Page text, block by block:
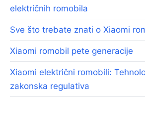
električnih romobila
Sve što trebate znati o Xiaomi
Xiaomi romobil pete generacije
Xiaomi električni romobili:
zakonska regulativa